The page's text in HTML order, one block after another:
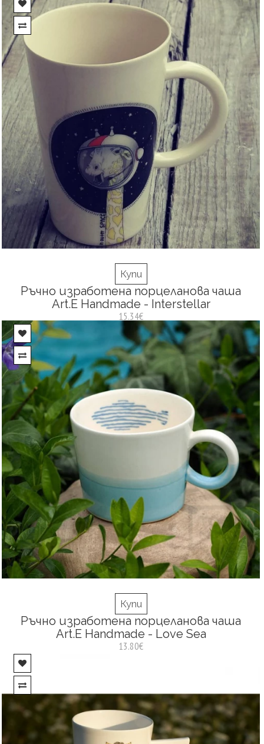
Купи
Ръчно изработена порцеланова чаша
Art.E Handmade - Interstellar
15.34€
Купи
Ръчно изработена порцеланова чаша
Art.E Handmade - Love Sea
13.80€